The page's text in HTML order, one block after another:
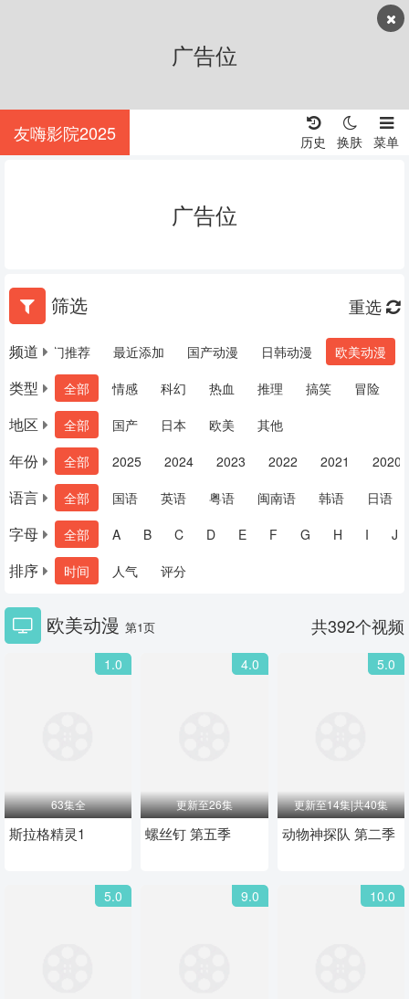
广告位
友嗨影院2025 菜单
换肤
历史
广告位
筛选 重选
频道
漫 热门推荐 最近添加 国产动漫 日韩动漫 欧美动漫
类型 全部 情感 科幻 热血 推理 搞笑 冒险
地区 全部 国产 日本 欧美 其他
年份 全部 2025 2024 2023 2022 2021 2020
语言 全部 国语 英语 粤语 闽南语 韩语 日语
字母 全部 A B C D E F G H I J
排序 时间 人气 评分
欧美动漫 第1页 共392个视频
1.0
63集全
斯拉格精灵1
4.0
更新至26集
螺丝钉 第五季
5.0
更新至14集|共40集
动物神探队 第二季
5.0 9.0 10.0